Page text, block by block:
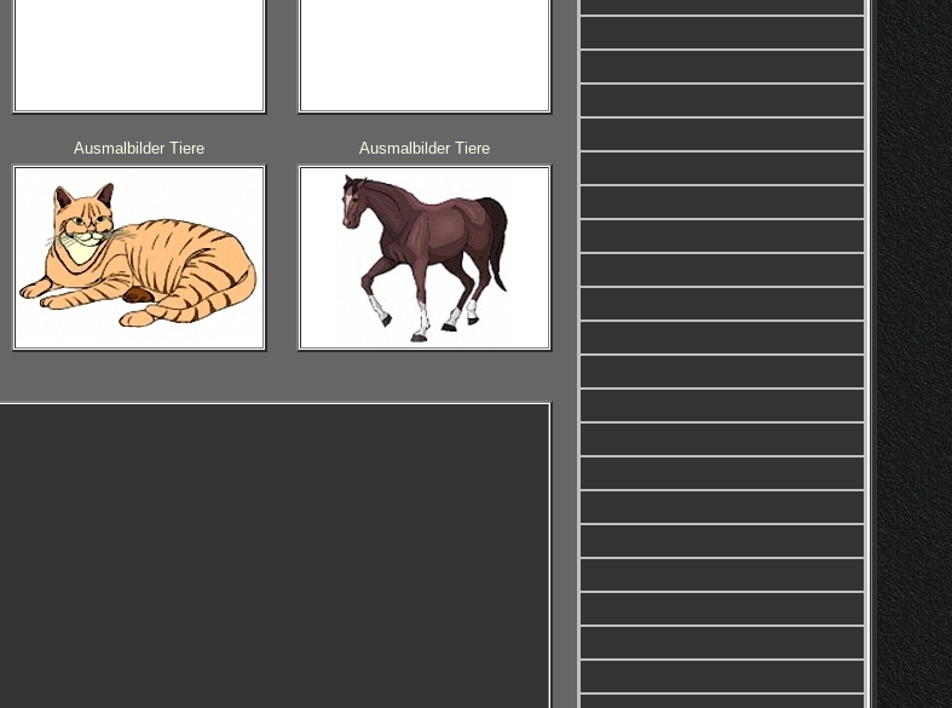
Ausmalbilder Tiere Ausmalbilder Tiere